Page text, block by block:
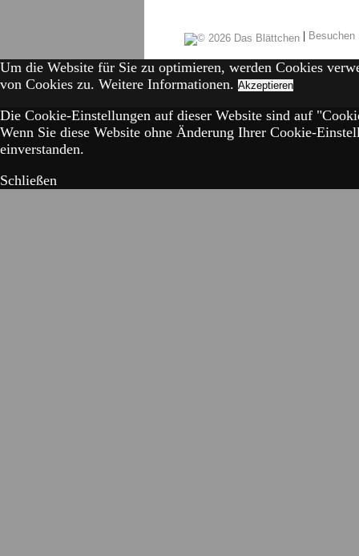
|
Um die Website für Sie zu optimieren, werden Cookies
von Cookies zu. Weitere Informationen. Akzeptieren
Die Cookie-Einstellungen auf dieser Website sind auf
Wenn Sie diese Website ohne Änderung Ihrer Cookie-
einverstanden.
Schließen